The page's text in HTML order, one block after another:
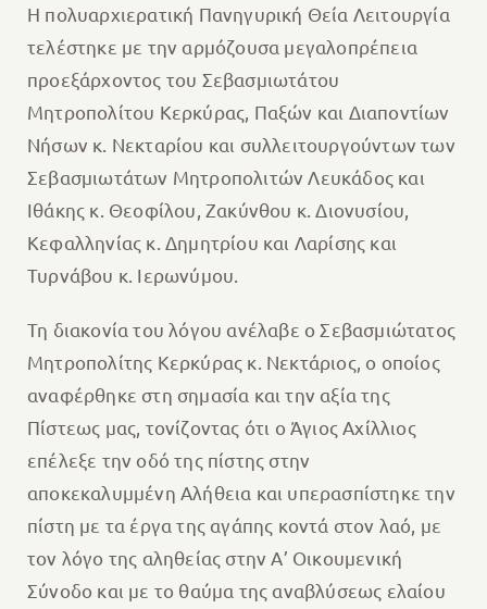
Η πολυαρχιερατική Πανηγυρική Θεία Λειτουργία
τελέστηκε με την αρμόζουσα μεγαλοπρέπεια
προεξάρχοντος του Σεβασμιωτάτου
Μητροπολίτου Κερκύρας, Παξών και Διαποντίων
Νήσων κ. Νεκταρίου και συλλειτουργούντων των
Σεβασμιωτάτων Μητροπολιτών Λευκάδος και
Ιθάκης κ. Θεοφίλου, Ζακύνθου κ. Διονυσίου,
Κεφαλληνίας κ. Δημητρίου και Λαρίσης και
Τυρνάβου κ. Ιερωνύμου.
Τη διακονία του λόγου ανέλαβε ο Σεβασμιώτατος
Μητροπολίτης Κερκύρας κ. Νεκτάριος, ο οποίος
αναφέρθηκε στη σημασία και την αξία της
Πίστεως μας, τονίζοντας ότι ο Άγιος Αχίλλιος
επέλεξε την οδό της πίστης στην
αποκεκαλυμμένη Αλήθεια και υπερασπίστηκε την
πίστη με τα έργα της αγάπης κοντά στον λαό, με
τον λόγο της αληθείας στην Α’ Οικουμενική
Σύνοδο και με το θαύμα της αναβλύσεως ελαίου